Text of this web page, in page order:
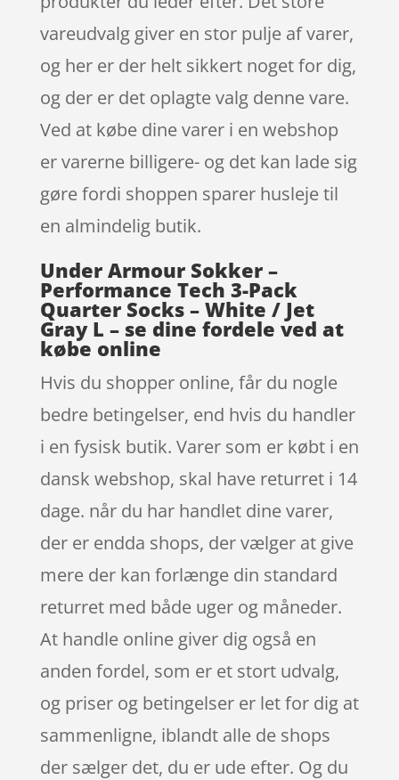
vareudvalg giver en stor pulje af varer,
og her er der helt sikkert noget for dig,
og der er det oplagte valg denne vare.
Ved at købe dine varer i en webshop
er varerne billigere- og det kan lade sig
gøre fordi shoppen sparer husleje til
en almindelig butik.
Under Armour Sokker –
Performance Tech 3-Pack
Quarter Socks – White / Jet
Gray L – se dine fordele ved at
købe online
Hvis du shopper online, får du nogle
bedre betingelser, end hvis du handler
i en fysisk butik. Varer som er købt i en
dansk webshop, skal have returret i 14
dage. når du har handlet dine varer,
der er endda shops, der vælger at give
mere der kan forlænge din standard
returret med både uger og måneder.
At handle online giver dig også en
anden fordel, som er et stort udvalg,
og priser og betingelser er let for dig at
sammenligne, iblandt alle de shops
der sælger det, du er ude efter. Og du